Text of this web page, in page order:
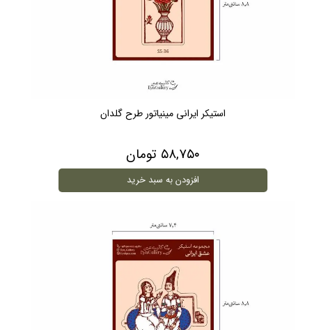
استیکر ایرانی مینیاتور طرح گلدان
۵۸,۷۵۰ تومان
افزودن به سبد خرید